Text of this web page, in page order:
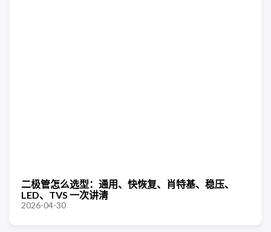
二极管怎么选型：通用、快恢复、肖特基、稳压、
LED、TVS 一次讲清
2026-04-30